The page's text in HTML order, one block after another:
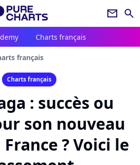
newsletter search
Charts français
français
Charts français
: succès ou
son nouveau
? Voici le